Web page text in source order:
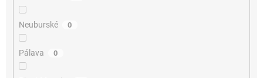
Neuburské 0
Pálava 0